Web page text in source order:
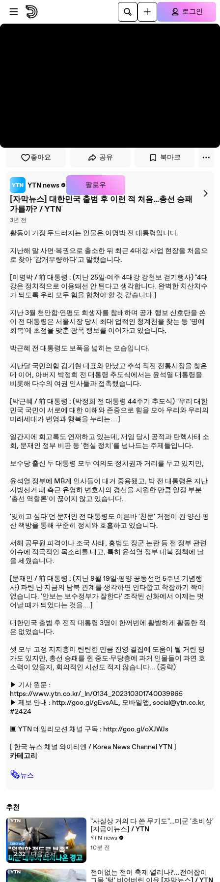
플레이어로 건너뛰기
본문으로 건너뛰기
로그인
좋아요 공유 북마크
YTN news 팔로우
[자막뉴스] 대한민국 출범 후 이런 적 처음...총선 승패
가를까? / YTN
3년 전
활동이 가장 두드러지는 인물은 이명박 전 대통령입니다.
지난해 말 사면·복권으로 출소한 뒤 최근 4대강 사업 현장을 처음으
로 찾아 '감개무량하다'고 말했습니다.
[이명박 / 前 대통령 : (지난 25일·여주 4대강 강천보 걷기행사) "4대
강은 정치적으로 이용돼선 안 된다고 생각합니다. 완벽한 치산치수
가 되도록 우리 모두 힘을 합쳐야 할 것 같습니다.]
지난 3월 천안함·연평도 희생자를 참배하며 공개 행보 신호탄을 쏜
이 전 대통령은 서울시장 당시 최대 업적인 청계천을 찾는 등 '명예
회복'에 초점을 맞춘 광폭 행보를 이어가고 있습니다.
박근혜 전 대통령도 보폭을 넓히는 모습입니다.
지난달 국민의힘 김기현 대표와 만났고 추석 직전 전통시장을 찾은
데 이어, 아버지 박정희 전 대통령 추도식에서는 윤석열 대통령을
비롯해 다수의 여권 인사들과 접촉했습니다.
[박근혜 / 前 대통령 : (박정희 전 대통령 44주기 추도식) "우리 대한
민국 국민이 서로에 대한 이해와 존중으로 힘을 모아 우리와 우리의
미래세대가 번영과 행복을 누리는….]
일간지에 회고록도 연재하고 있는데, 재임 당시 공적과 탄핵사태 소
회, 문재인 정부 비판 등 '현실 정치'를 넘나드는 주제들입니다.
보수당 출신 두 대통령 모두 여의도 정치권과 거리를 두고 있지만,
윤석열 정부에 MB계 인사들이 대거 중용됐고, 박 전 대통령은 지난
지방선거 때 측근 유영하 변호사의 경선을 지원한 만큼 일정 부분
'총선 역할론'이 끊이지 않고 있습니다.
'잊히고 싶다'던 문재인 전 대통령도 이른바 '친문' 거점이 된 양산 평
산 책방을 통해 꾸준히 정치와 호흡하고 있습니다.
서해 공무원 피격이나 조국 사태, 홍범도 장군 논란 등 전 정부 관련
이슈에 적극적인 목소리를 내고, 특히 윤석열 정부 대북 정책에 날
을 세웠습니다.
[문재인 / 前 대통령 : (지난 9월 19일·평양 공동선언 5주년 기념행
사) 파탄 난 지금의 남북 관계를 생각하면 안타깝고 착잡하기 짝이
없습니다. '안보는 보수정부가 잘한다' 조작된 신화에서 이제는 벗
어날 때가 되었다는 것을….]
대한민국 출범 후 전직 대통령 3명이 한꺼번에 활발하게 활동한 적
은 없었습니다.
셋 모두 고정 지지층이 탄탄한 만큼 진영 결집에 도움이 될 거란 평
가도 있지만, 총선 승패를 쥔 중도·무당층에 과거 인물들이 과연 호
소력이 있을지, 회의적인 시선도 적지 않습니다... (중략)
▶ 기사 원문 :
https://www.ytn.co.kr/_ln/0134_202310301740039865
▶ 제보 안내 : http://goo.gl/gEvsAL, 모바일앱, social@ytn.co.kr,
#2424
▣ YTN 데일리모션 채널 구독 : http://goo.gl/oXJWJs
[ 한국 뉴스 채널 와이티엔 / Korea News Channel YTN ]
카테고리
🗞뉴스
추천
2:32 | 다음 순서
"사실상 거의 다 쓴 무기도"…미군 '초비상'
[지금이뉴스] / YTN
YTN news
10분 전
전어없는 전어 축제 열리나?...전어잡이